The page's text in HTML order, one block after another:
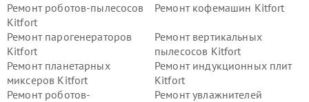
Ремонт роботов-пылесосов
Kitfort
Ремонт кофемашин Kitfort
Ремонт парогенераторов
Kitfort
Ремонт вертикальных
пылесосов Kitfort
Ремонт планетарных
миксеров Kitfort
Ремонт индукционных плит
Kitfort
Ремонт роботов-
Ремонт увлажнителей